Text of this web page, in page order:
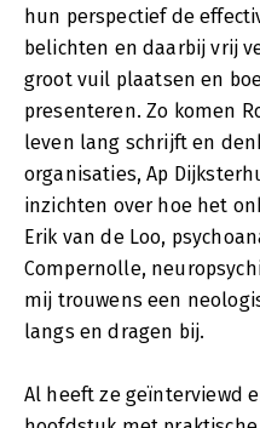
hun perspectief de
belichten en daarbij vrij
groot vuil plaatsen en
presenteren. Zo komen
leven lang schrijft en
organisaties, Ap
inzichten over hoe het
Erik van de Loo,
Compernolle,
mij trouwens een
langs en dragen bij.
Al heeft ze geïnterviewd